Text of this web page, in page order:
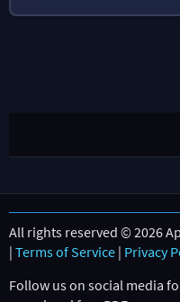
All rights reserved © 2026
| Terms of Service | Privacy
Follow us on social media